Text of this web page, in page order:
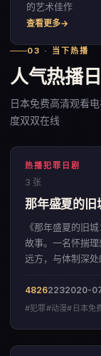
的艺术佳作
查看更多
03 · 当下热播
人气热播
日本免费高清观看
度双双在线
热播犯罪日剧
3 张
那年盛夏的旧
《那年盛夏的旧
故事。一名怀揣
远方，与体制深
犯罪佳作。
48262232020-
#犯罪#动漫#日本免